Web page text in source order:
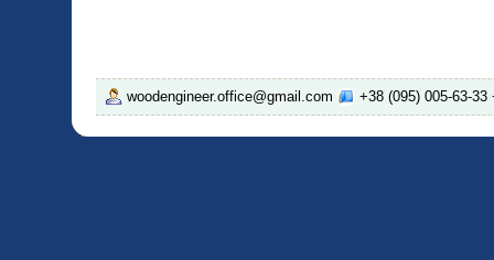
woodengineer.office@gmail.com +38 (095) 005-63-33